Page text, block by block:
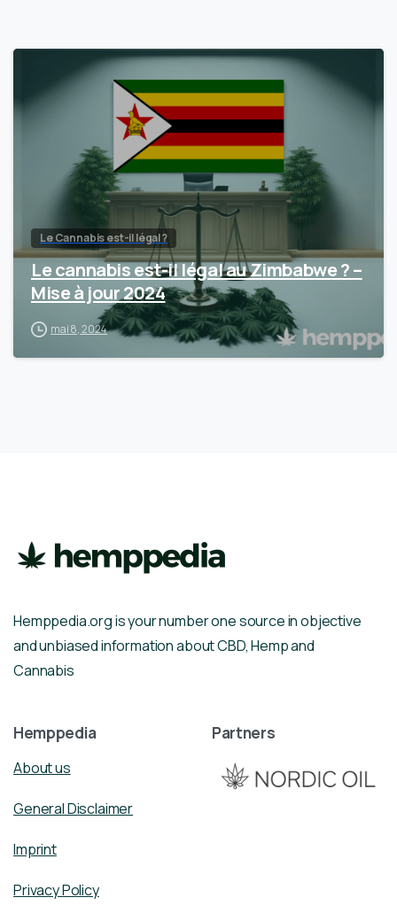
Le Cannabis est-il légal ?
Le cannabis est-il légal au Zimbabwe ? –
Mise à jour 2024
mai 8, 2024
Hemppedia.org is your number one source in objective
and unbiased information about CBD, Hemp and
Cannabis
Hemppedia
About us
General Disclaimer
Imprint
Privacy Policy
Partners